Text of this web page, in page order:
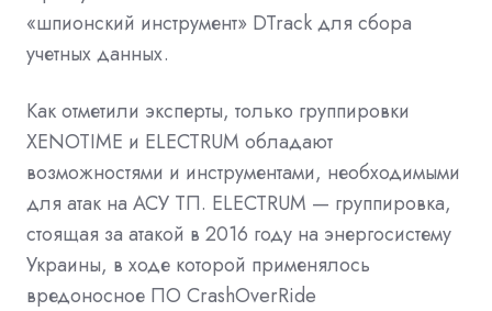
«шпионский инструмент» DTrack для сбора
учетных данных.
Как отметили эксперты, только группировки
XENOTIME и ELECTRUM обладают
возможностями и инструментами, необходимыми
для атак на АСУ ТП. ELECTRUM — группировка,
стоящая за атакой в 2016 году на энергосистему
Украины, в ходе которой применялось
вредоносное ПО CrashOverRide